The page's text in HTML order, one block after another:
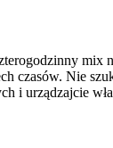
mix
czasów. Nie
i urządzajcie